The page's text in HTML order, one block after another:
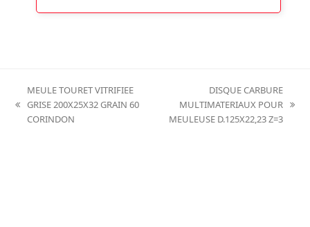
previous
post:
MEULE TOURET VITRIFIEE
GRISE 200X25X32 GRAIN 60
CORINDON
post:
DISQUE CARBURE
MULTIMATERIAUX POUR
MEULEUSE D.125X22,23 Z=3